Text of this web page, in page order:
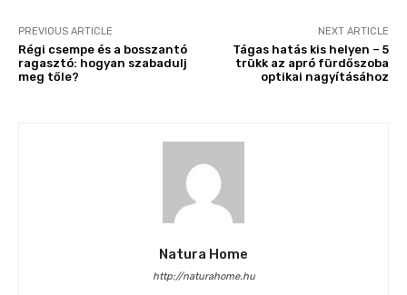
PREVIOUS ARTICLE
Régi csempe és a bosszantó
ragasztó: hogyan szabadulj
meg tőle?
NEXT ARTICLE
Tágas hatás kis helyen – 5
trükk az apró fürdőszoba
optikai nagyításához
Natura Home
http://naturahome.hu